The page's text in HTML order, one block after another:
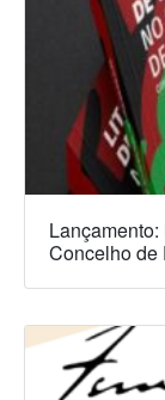
Concelho de